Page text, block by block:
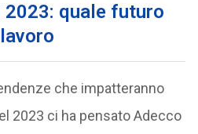
2023: quale futuro
che impatteranno
2023 ci ha pensato Adecco